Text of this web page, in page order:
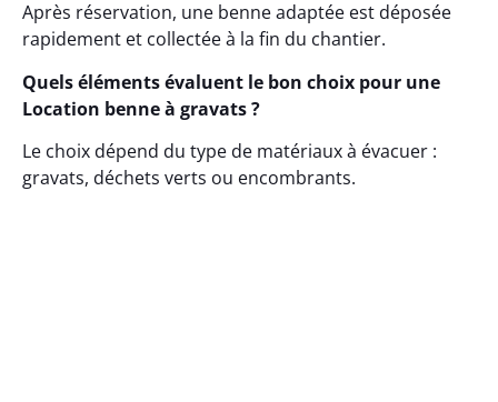
Après réservation, une benne adaptée est déposée
rapidement et collectée à la fin du chantier.
Quels éléments évaluent le bon choix pour une
Location benne à gravats ?
Le choix dépend du type de matériaux à évacuer :
gravats, déchets verts ou encombrants.